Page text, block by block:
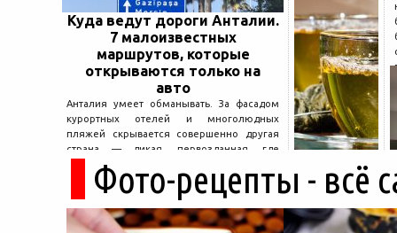
Куда ведут дороги Анталии.
7 малоизвестных
маршрутов, которые
открываются только на
авто
Анталия умеет обманывать. За фасадом
курортных отелей и многолюдных
пляжей скрывается совершенно другая
страна — дикая, первозданная, где
древние руины дремлют в тени кедров, а
горные дороги ведут к местам, о которых
не расскажет ни один автобусный гид....
Фото-рецепты - всё